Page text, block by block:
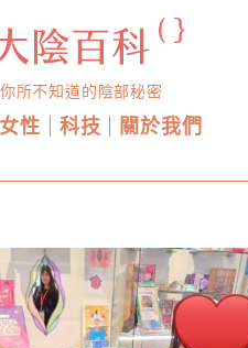
所不知道的陰部秘密
女性 科技 關於我們